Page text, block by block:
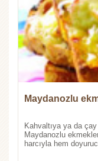
Maydanozlu
Kahvaltıya ya da
Maydanozlu
harcıyla hem